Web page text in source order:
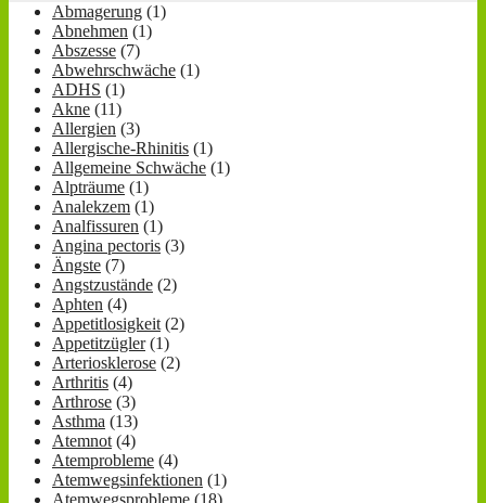
Abmagerung (1)
Abnehmen (1)
Abszesse (7)
Abwehrschwäche (1)
ADHS (1)
Akne (11)
Allergien (3)
Allergische-Rhinitis (1)
Allgemeine Schwäche (1)
Alpträume (1)
Analekzem (1)
Analfissuren (1)
Angina pectoris (3)
Ängste (7)
Angstzustände (2)
Aphten (4)
Appetitlosigkeit (2)
Appetitzügler(1)
Arteriosklerose (2)
Arthritis (4)
Arthrose (3)
Asthma (13)
Atemnot (4)
Atemprobleme (4)
Atemwegsinfektionen (1)
Atemwegsprobleme (18)